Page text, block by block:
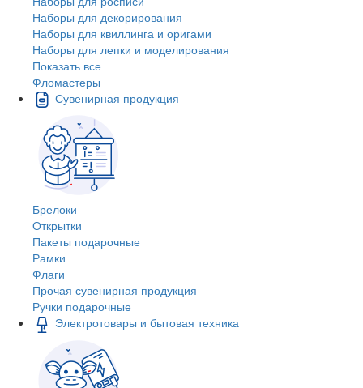
Наборы для декорирования
Наборы для квиллинга и оригами
Наборы для лепки и моделирования
Показать все
Фломастеры
Сувенирная продукция
Брелоки
Открытки
Пакеты подарочные
Рамки
Флаги
Прочая сувенирная продукция
Ручки подарочные
Электротовары и бытовая техника